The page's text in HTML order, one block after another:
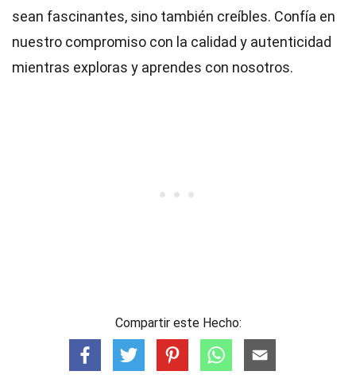
sean fascinantes, sino también creíbles. Confía en
nuestro compromiso con la calidad y autenticidad
mientras exploras y aprendes con nosotros.
Compartir este Hecho: